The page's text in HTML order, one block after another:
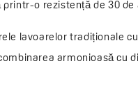
o rezistență de 30
lavoarelor tradiționale
armonioasă cu